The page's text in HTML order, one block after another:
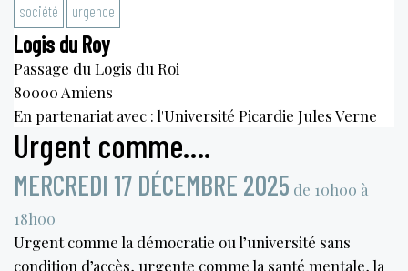
société urgence
Logis du Roy
Passage du Logis du Roi
80000 Amiens
En partenariat avec : l'Université Picardie Jules Verne
Urgent comme….
MERCREDI 17 DÉCEMBRE 2025 de 10h00 à
18h00
Urgent comme la démocratie ou l’université sans
condition d’accès, urgente comme la santé mentale, la